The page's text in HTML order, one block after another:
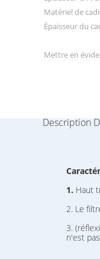
Matériel de
Épaisseur du
Mettre en
Description
1. Haut
2. Le
3.
n'est